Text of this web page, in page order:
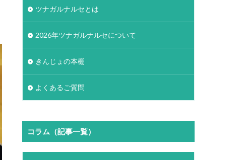
ツナガルナルセとは
2026年ツナガルナルセについて
きんじょの本棚
よくあるご質問
コラム（記事一覧）